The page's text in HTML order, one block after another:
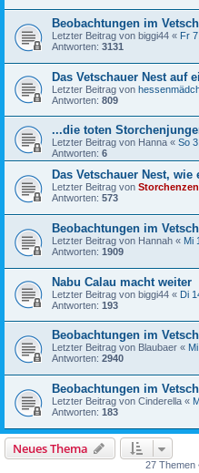
Beobachtungen im
Letzter Beitrag von biggi44 « Fr
Antworten: 3131
Das Vetschauer Nest auf
Letzter Beitrag von
Antworten: 809
...die toten
Letzter Beitrag von Hanna « So
Antworten: 6
Das Vetschauer Nest,
Letzter Beitrag von
Antworten: 573
Beobachtungen im
Letzter Beitrag von Hannah « Mi
Antworten: 1909
Nabu Calau macht weiter
Letzter Beitrag von biggi44 « Di
Antworten: 193
Beobachtungen im
Letzter Beitrag von Blaubaer «
Antworten: 2940
Beobachtungen im
Letzter Beitrag von Cinderella «
Antworten: 183
Neues Thema
27 Themen